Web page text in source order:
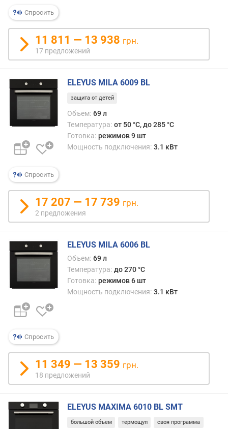
т
з
ы
в
а
м
п
о
а
е
д
б
л
н
и
я
о
о
л
ч
е
т
п
р
Спросить
11 811 — 13 938 грн.
17 предложений
Спросить
ELEYUS MILA 6009 BL
защита от детей
Объем: 69 л
Температура: от 50 °C, до 285 °C
Готовка: режимов 9 шт
Мощность подключения: 3.1 кВт
17 207 — 17 739 грн.
2 предложения
Спросить
ELEYUS MILA 6006 BL
Объем: 69 л
Температура: до 270 °C
Готовка: режимов 6 шт
Мощность подключения: 3.1 кВт
11 349 — 13 359 грн.
18 предложений
ELEYUS MAXIMA 6010 BL SMT
большой объем термощуп своя программа